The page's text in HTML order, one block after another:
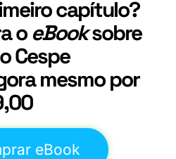
capítulo?
o eBooksobre
Cespe
mesmo por
eBook